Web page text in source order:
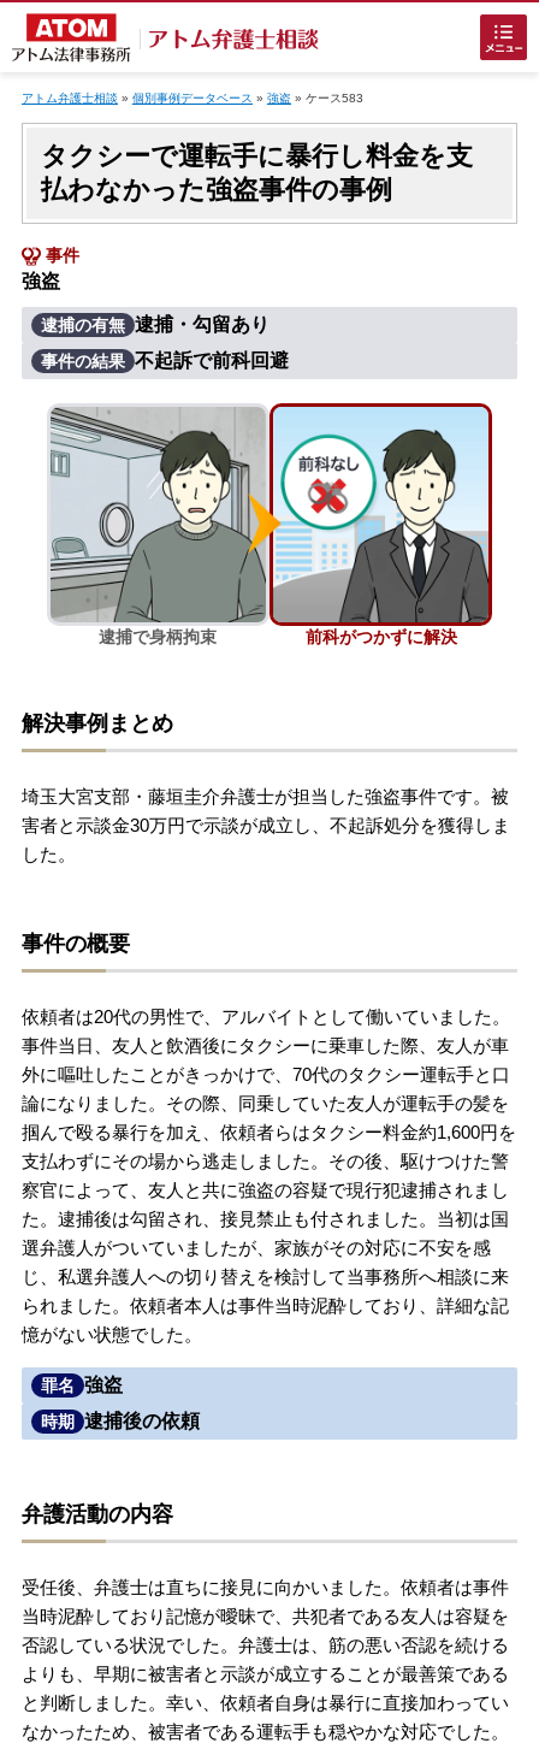
刑事事件でお困りの方
刑事事件の無料相談
接見・面会を弁護士に依頼
刑事事件を示談で解決したい
弁護士紹介
弁護士費用
解決実績
ご依頼者からのお手紙
無料相談の口コミ評判
刑事事件について知りたい方
刑事事件データベース
アトム弁護士相談 » 個別事例データベース » 強盗 » ケース583
タクシーで運転手に暴行し料金を支
払わなかった強盗事件の事例
事件
強盗
逮捕の有無 逮捕・勾留あり
事件の結果 不起訴で前科回避
逮捕で身柄拘束 前科がつかずに解決
解決事例まとめ
埼玉大宮支部・藤垣圭介弁護士が担当した強盗事件です。被
害者と示談金30万円で示談が成立し、不起訴処分を獲得しま
した。
事件の概要
依頼者は20代の男性で、アルバイトとして働いていました。
事件当日、友人と飲酒後にタクシーに乗車した際、友人が車
外に嘔吐したことがきっかけで、70代のタクシー運転手と口
論になりました。その際、同乗していた友人が運転手の髪を
掴んで殴る暴行を加え、依頼者らはタクシー料金約1,600円を
支払わずにその場から逃走しました。その後、駆けつけた警
察官によって、友人と共に強盗の容疑で現行犯逮捕されまし
た。逮捕後は勾留され、接見禁止も付されました。当初は国
選弁護人がついていましたが、家族がその対応に不安を感
じ、私選弁護人への切り替えを検討して当事務所へ相談に来
られました。依頼者本人は事件当時泥酔しており、詳細な記
憶がない状態でした。
罪名 強盗
時期 逮捕後の依頼
弁護活動の内容
受任後、弁護士は直ちに接見に向かいました。依頼者は事件
当時泥酔しており記憶が曖昧で、共犯者である友人は容疑を
否認している状況でした。弁護士は、筋の悪い否認を続ける
よりも、早期に被害者と示談が成立することが最善策である
と判断しました。幸い、依頼者自身は暴行に直接加わってい
なかったため、被害者である運転手も穏やかな対応でした。